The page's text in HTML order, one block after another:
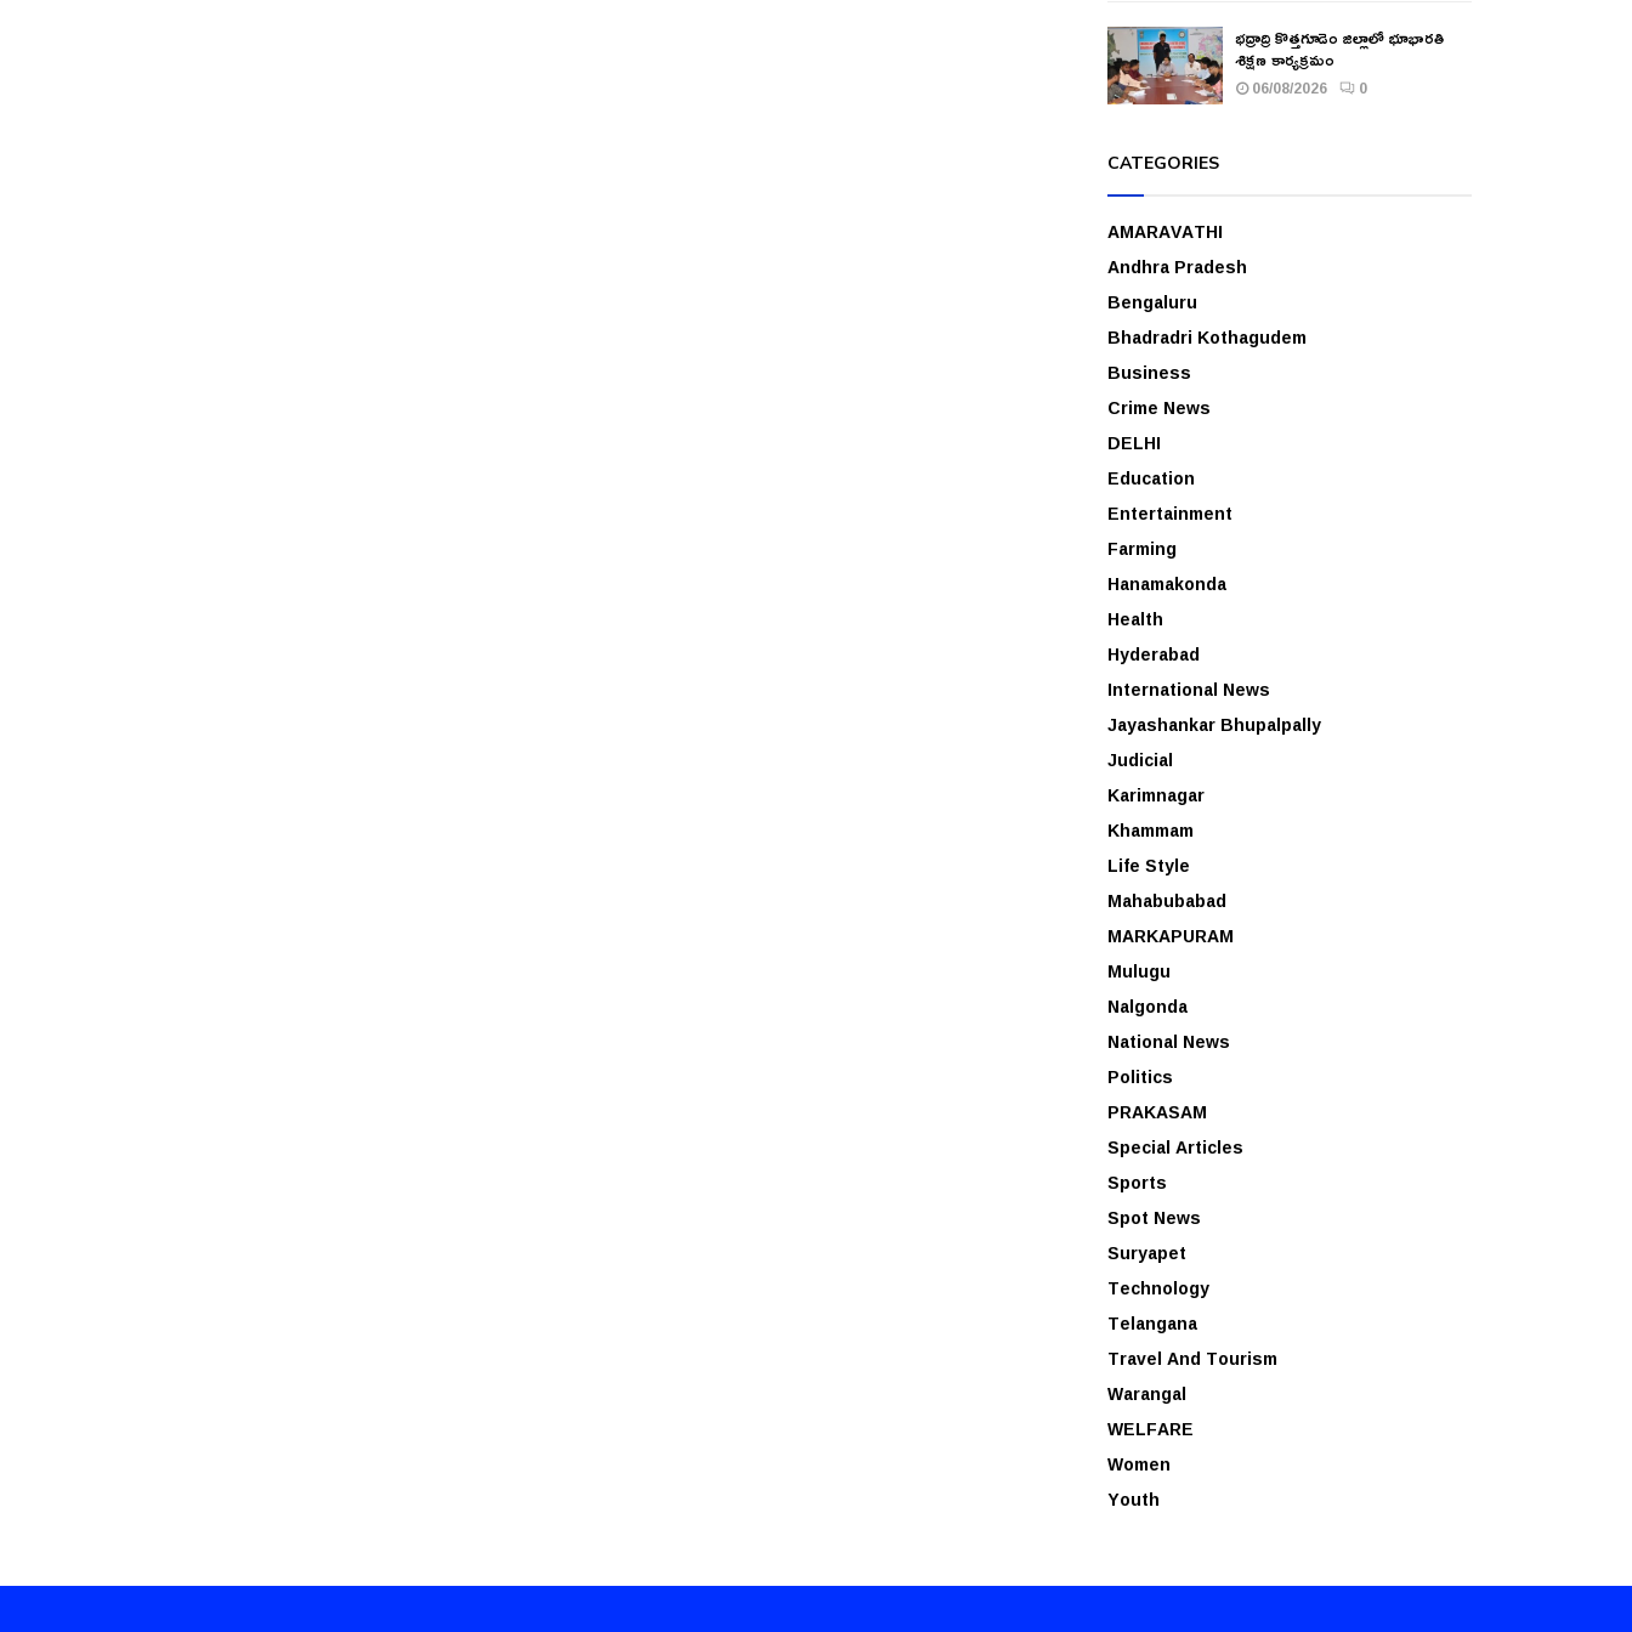
భద్రాద్రి కొత్తగూడెం జిల్లాలో భూభారతి
శిక్షణ కార్యక్రమం
06/08/2026 0
CATEGORIES
AMARAVATHI
Andhra Pradesh
Bengaluru
Bhadradri Kothagudem
Business
Crime News
DELHI
Education
Entertainment
Farming
Hanamakonda
Health
Hyderabad
International News
Jayashankar Bhupalpally
Judicial
Karimnagar
Khammam
Life Style
Mahabubabad
MARKAPURAM
Mulugu
Nalgonda
National News
Politics
PRAKASAM
Special Articles
Sports
Spot News
Suryapet
Technology
Telangana
Travel And Tourism
Warangal
WELFARE
Women
Youth